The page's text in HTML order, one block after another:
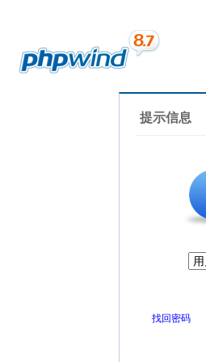
提示信息
找回密码